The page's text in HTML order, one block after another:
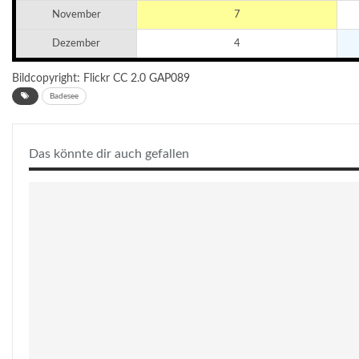
November 7
Dezember 4
Bildcopyright: Flickr CC 2.0 GAP089
Badesee
Das könnte dir auch gefallen